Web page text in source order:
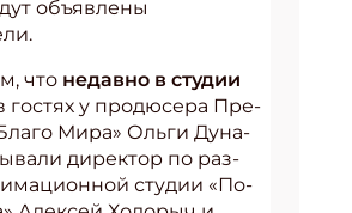
объявлены
что недавно в студии
гостях у про­дюсе­ра Пре­
Ми­ра» Оль­ги Ду­на­
ди­рек­тор по раз­
сту­дии «По­